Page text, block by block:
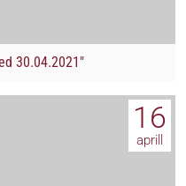
30.04.2021"
16
aprill